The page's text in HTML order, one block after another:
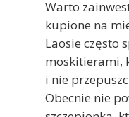
Warto
kupione na
Laosie często
moskitierami,
i nie
Obecnie nie